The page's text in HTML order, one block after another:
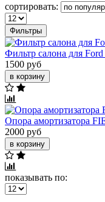
сортировать:
Фильтры
Фильтр салона для Ford
1500 руб
в корзину
Опора амортизатора
2000 руб
в корзину
показывать по: